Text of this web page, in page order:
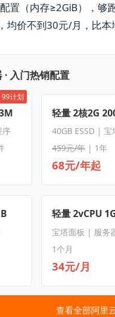
置（内存≥2GiB），够
均价不到30元/月，比本
· 入门热销配置
99计划
轻量 2核2G
40GB ESSD | 宝
459元/年 | 1年
68元/年起
轻量 2vCPU
宝塔面板 | 服务
1个月
34元/月
查看全部阿里